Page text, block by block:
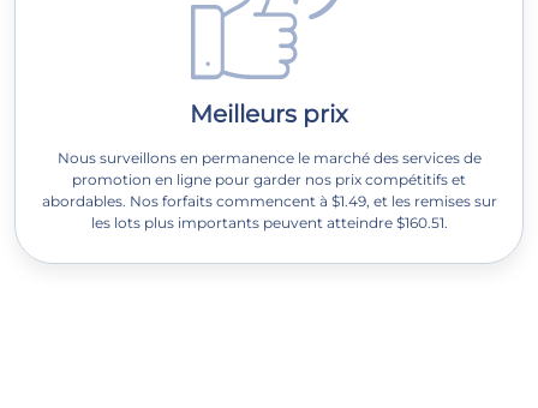
Meilleurs prix
Nous surveillons en permanence le marché des services de
promotion en ligne pour garder nos prix compétitifs et
abordables. Nos forfaits commencent à $1.49, et les remises sur
les lots plus importants peuvent atteindre $160.51.